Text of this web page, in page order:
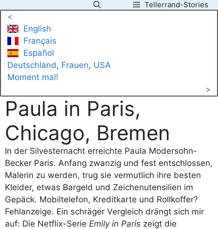
Inhalt
springen
Tellerrand-Stories
<
English
Français
Español
Deutschland, Frauen, USA
Moment mal!
>
Paula in Paris,
Chicago, Bremen
In der Silvesternacht erreichte Paula Modersohn-
Becker Paris. Anfang zwanzig und fest entschlossen,
Malerin zu werden, trug sie vermutlich ihre besten
Kleider, etwas Bargeld und Zeichenutensilien im
Gepäck. Mobiltelefon, Kreditkarte und Rollkoffer?
Fehlanzeige. Ein schräger Vergleich drängt sich mir
auf: Die Netflix-Serie Emily in Paris zeigt die